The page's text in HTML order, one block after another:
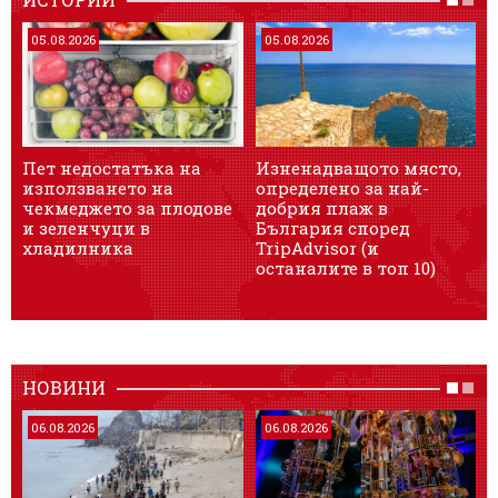
05.08.2026
Пет недостатъка на
използването на
чекмеджето за плодове
и зеленчуци в
хладилника
05.08.2026
Изненадващото място,
определено за най-
добрия плаж в
България според
TripAdvisor (и
останалите в топ 10)
НОВИНИ
06.08.2026 06.08.2026